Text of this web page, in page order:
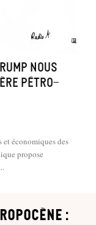
nous
pétro-
économiques des
propose
: